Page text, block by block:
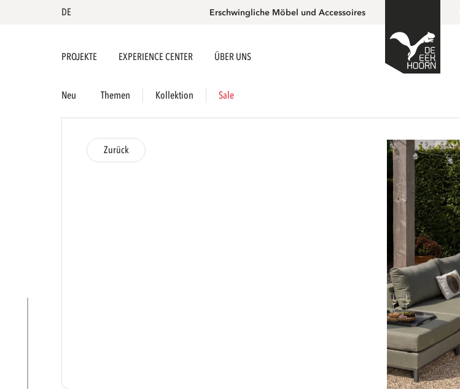
DE Erschwingliche Möbel und Accessoires
PROJEKTE EXPERIENCE CENTER ÜBER UNS
Neu Themen Kollektion Sale
Zurück